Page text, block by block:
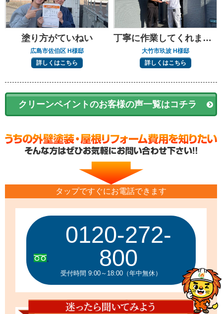
塗り方がていねい
広島市佐伯区 H様邸
詳しくはこちら
丁寧に作業してくれました
大竹市玖波 H様邸
詳しくはこちら
クリーンペイントのお客様の声一覧はコチラ
タップですぐにお電話できます
0120-272-
800
受付時間 9:00～18:00（年中無休）